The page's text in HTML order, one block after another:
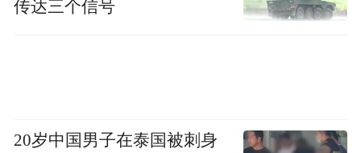
传达三个信号
20岁中国男子在泰国被刺身